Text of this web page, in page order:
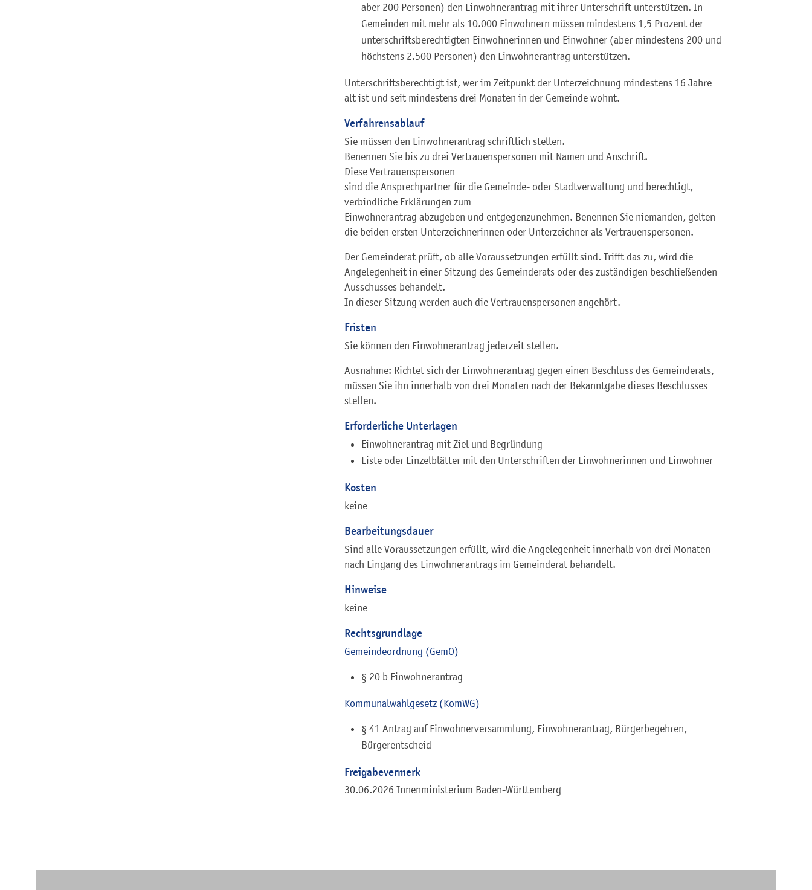
aber 200 Personen) den Einwohnerantrag mit ihrer Unterschrift unterstützen. In
Gemeinden mit mehr als 10.000 Einwohnern müssen mindestens 1,5 Prozent der
unterschriftsberechtigten Einwohnerinnen und Einwohner (aber mindestens 200 und
höchstens 2.500 Personen) den Einwohnerantrag unterstützen.
Unterschriftsberechtigt ist, wer im Zeitpunkt der Unterzeichnung mindestens 16 Jahre
alt ist und seit mindestens drei Monaten in der Gemeinde wohnt.
Verfahrensablauf
Sie müssen den Einwohnerantrag schriftlich stellen.
Benennen Sie bis zu drei Vertrauenspersonen mit Namen und Anschrift.
Diese Vertrauenspersonen
sind die Ansprechpartner für die Gemeinde- oder Stadtverwaltung und berechtigt,
verbindliche Erklärungen zum
Einwohnerantrag abzugeben und entgegenzunehmen. Benennen Sie niemanden, gelten
die beiden ersten Unterzeichnerinnen oder Unterzeichner als Vertrauenspersonen.
Der Gemeinderat prüft, ob alle Voraussetzungen erfüllt sind. Trifft das zu, wird die
Angelegenheit in einer Sitzung des Gemeinderats oder des zuständigen beschließenden
Ausschusses behandelt.
In dieser Sitzung werden auch die Vertrauenspersonen angehört.
Fristen
Sie können den Einwohnerantrag jederzeit stellen.
Ausnahme: Richtet sich der Einwohnerantrag gegen einen Beschluss des Gemeinderats,
müssen Sie ihn innerhalb von drei Monaten nach der Bekanntgabe dieses Beschlusses
stellen.
Erforderliche Unterlagen
Einwohnerantrag mit Ziel und Begründung
Liste oder Einzelblätter mit den Unterschriften der Einwohnerinnen und Einwohner
Kosten
keine
Bearbeitungsdauer
Sind alle Voraussetzungen erfüllt, wird die Angelegenheit innerhalb von drei Monaten
nach Eingang des Einwohnerantrags im Gemeinderat behandelt.
Hinweise
keine
Rechtsgrundlage
Gemeindeordnung (GemO)
§ 20 b Einwohnerantrag
Kommunalwahlgesetz (KomWG)
§ 41 Antrag auf Einwohnerversammlung, Einwohnerantrag, Bürgerbegehren,
Bürgerentscheid
Freigabevermerk
30.06.2026 Innenministerium Baden-Württemberg